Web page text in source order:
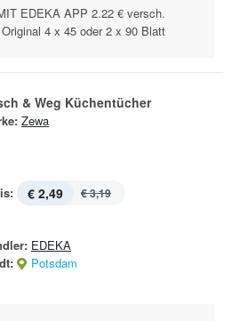
EDEKA APP 2.22 € versch.
4 x 45 oder 2 x 90 Blatt
& Weg Küchentücher
Zewa
€ 2,49 € 3,19
EDEKA
Potsdam